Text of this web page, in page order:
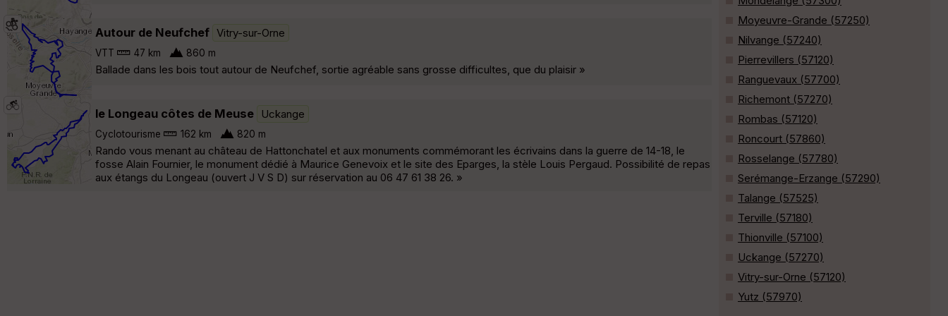
Autour de Neufchef Vitry-sur-Orne
VTT 47 km 860 m
Ballade dans les bois tout autour de Neufchef, sortie agréable sans grosse difficultes, que du plaisir »
le Longeau côtes de Meuse Uckange
Cyclotourisme 162 km 820 m
Rando vous menant au château de Hattonchatel et aux monuments commémorant les écrivains dans la guerre de 14-18, le
fosse Alain Fournier, le monument dédié à Maurice Genevoix et le site des Eparges, la stèle Louis Pergaud. Possibilité de repas
aux étangs du Longeau (ouvert J V S D) sur réservation au 06 47 61 38 26. »
Moyeuvre-Grande (57250)
Nilvange (57240)
Pierrevillers (57120)
Ranguevaux (57700)
Richemont (57270)
Rombas (57120)
Roncourt (57860)
Rosselange (57780)
Serémange-Erzange (57290)
Talange (57525)
Terville (57180)
Thionville (57100)
Uckange (57270)
Vitry-sur-Orne (57120)
Yutz (57970)